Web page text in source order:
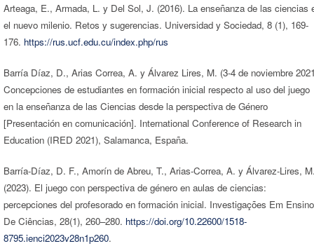
Arteaga, E., Armada, L. y Del Sol, J. (2016). La enseñanza de las ciencias
el nuevo milenio. Retos y sugerencias. Universidad y Sociedad, 8 (1), 169-
176. https://rus.ucf.edu.cu/index.php/rus
Barría Díaz, D., Arias Correa, A. y Álvarez Lires, M. (3-4 de noviembre
Concepciones de estudiantes en formación inicial respecto al uso del juego
en la enseñanza de las Ciencias desde la perspectiva de Género
[Presentación en comunicación]. International Conference of Research in
Education (IRED 2021), Salamanca, España.
Barría-Díaz, D. F., Amorín de Abreu, T., Arias-Correa, A. y Álvarez-Lires,
(2023). El juego con perspectiva de género en aulas de ciencias:
percepciones del profesorado en formación inicial. Investigações Em Ensino
De Ciências, 28(1), 260–280. https://doi.org/10.22600/1518-
8795.ienci2023v28n1p260.